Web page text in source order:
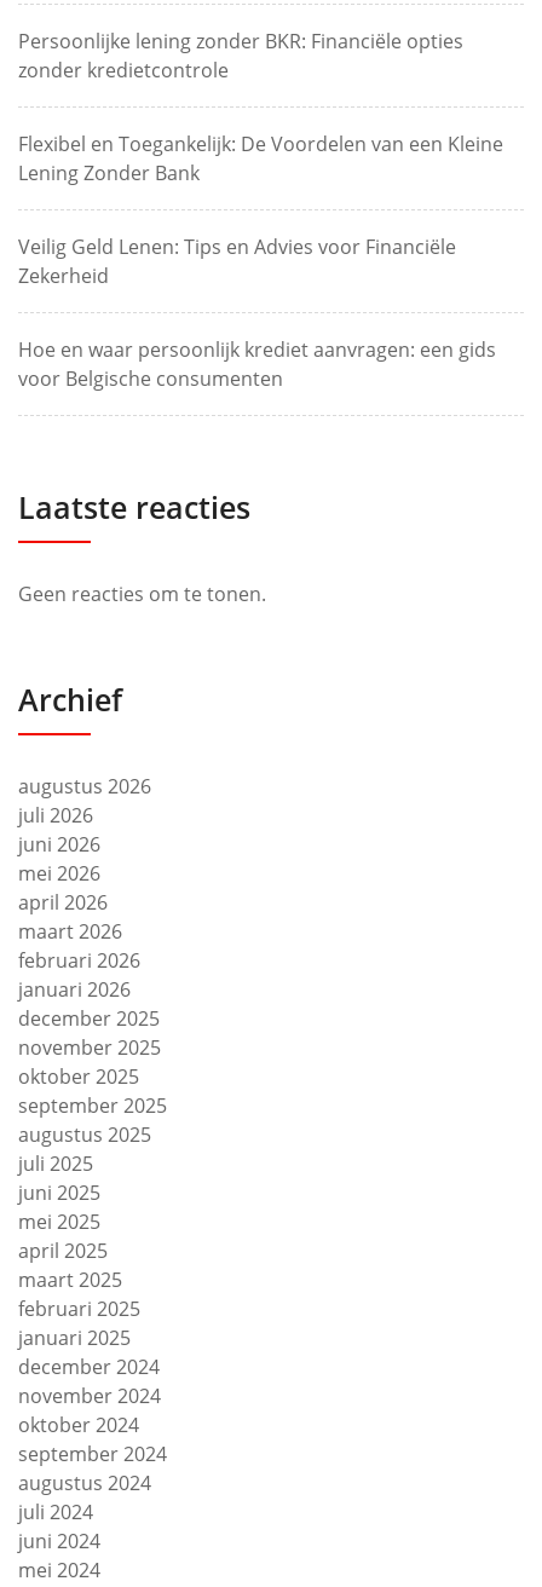
Persoonlijke lening zonder BKR: Financiële opties
zonder kredietcontrole
Flexibel en Toegankelijk: De Voordelen van een Kleine
Lening Zonder Bank
Veilig Geld Lenen: Tips en Advies voor Financiële
Zekerheid
Hoe en waar persoonlijk krediet aanvragen: een gids
voor Belgische consumenten
Laatste reacties
Geen reacties om te tonen.
Archief
augustus 2026
juli 2026
juni 2026
mei 2026
april 2026
maart 2026
februari 2026
januari 2026
december 2025
november 2025
oktober 2025
september 2025
augustus 2025
juli 2025
juni 2025
mei 2025
april 2025
maart 2025
februari 2025
januari 2025
december 2024
november 2024
oktober 2024
september 2024
augustus 2024
juli 2024
juni 2024
mei 2024